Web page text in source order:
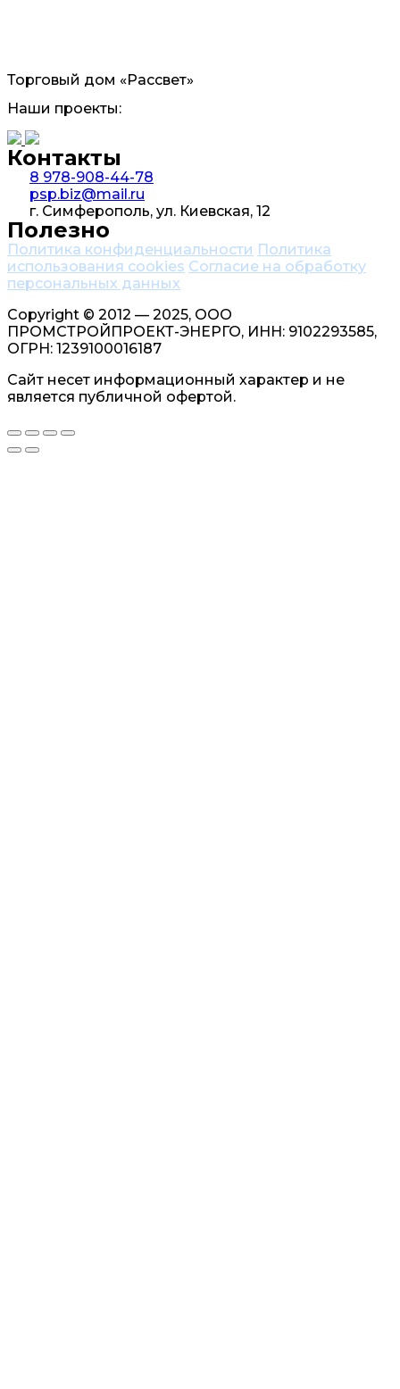
Торговый дом «Рассвет»
Наши проекты:
Контакты
8 978-908-44-78
psp.biz@mail.ru
г. Симферополь, ул. Киевская, 12
Полезно
Политика конфиденциальности Политика
использования cookies Согласие на обработку
персональных данных
Copyright © 2012 — 2025, ООО
ПРОМСТРОЙПРОЕКТ-ЭНЕРГО, ИНН: 9102293585,
ОГРН: 1239100016187
Сайт несет информационный характер и не
является публичной офертой.